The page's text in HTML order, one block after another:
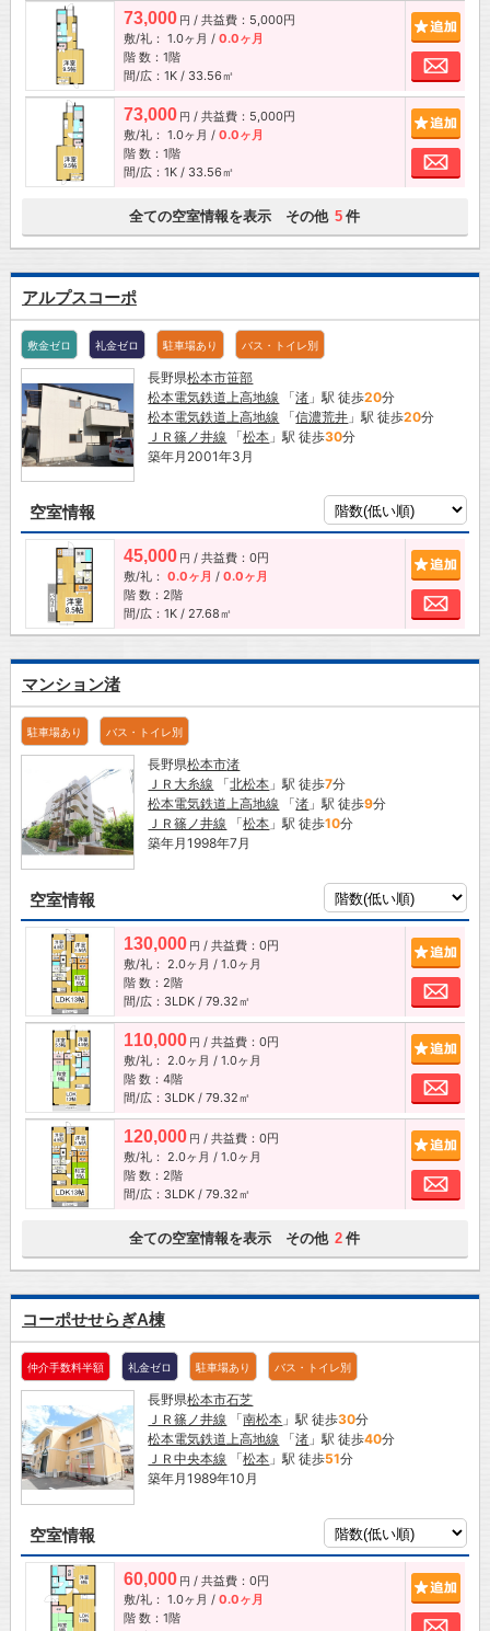
73,000 円 / 共益費：5,000円
敷/礼： 1.0ヶ月 / 0.0ヶ月
階 数：1階
間/広：1K / 33.56㎡
お
73,000 円 / 共益費：5,000円
敷/礼： 1.0ヶ月 / 0.0ヶ月
階 数：1階
間/広：1K / 33.56㎡
お
全ての空室情報を表示 その他 5 件
アルプスコーポ
敷金ゼロ 礼金ゼロ 駐車場あり バス・トイレ別
長野県松本市笹部
松本電気鉄道上高地線 「渚 」駅 徒歩20分
松本電気鉄道上高地線 「信濃荒井 」駅 徒歩20分
ＪＲ篠ノ井線 「松本 」駅 徒歩30分
築年月2001年3月
空室情報
45,000 円 / 共益費：0円
敷/礼： 0.0ヶ月 / 0.0ヶ月
階 数：2階
間/広：1K / 27.68㎡
お
マンション渚
駐車場あり バス・トイレ別
長野県松本市渚
ＪＲ大糸線 「北松本 」駅 徒歩7分
松本電気鉄道上高地線 「渚 」駅 徒歩9分
ＪＲ篠ノ井線 「松本 」駅 徒歩10分
築年月1998年7月
空室情報
130,000 円 / 共益費：0円
敷/礼： 2.0ヶ月 / 1.0ヶ月
階 数：2階
間/広：3LDK / 79.32㎡
お
110,000 円 / 共益費：0円
敷/礼： 2.0ヶ月 / 1.0ヶ月
階 数：4階
間/広：3LDK / 79.32㎡
お
120,000 円 / 共益費：0円
敷/礼： 2.0ヶ月 / 1.0ヶ月
階 数：2階
間/広：3LDK / 79.32㎡
お
全ての空室情報を表示 その他 2 件
コーポせせらぎA棟
仲介手数料半額 礼金ゼロ 駐車場あり バス・トイレ別
長野県松本市石芝
ＪＲ篠ノ井線 「南松本 」駅 徒歩30分
松本電気鉄道上高地線 「渚 」駅 徒歩40分
ＪＲ中央本線 「松本 」駅 徒歩51分
築年月1989年10月
空室情報
60,000 円 / 共益費：0円
敷/礼： 1.0ヶ月 / 0.0ヶ月
階 数：1階
お